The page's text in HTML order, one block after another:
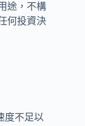
途，不構
何投資決
度不足以